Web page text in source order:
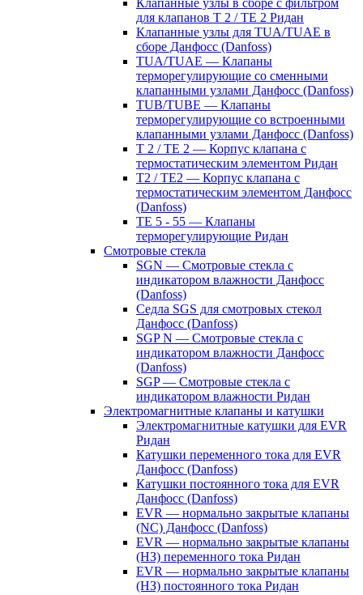
Клапанные узлы в сборе с фильтром
для клапанов T 2 / TE 2 Ридан
Клапанные узлы для TUA/TUAE в
сборе Данфосс (Danfoss)
TUA/TUAE — Клапаны
терморегулирующие со сменными
клапанными узлами Данфосс (Danfoss)
TUB/TUBE — Клапаны
терморегулирующие со встроенными
клапанными узлами Данфосс (Danfoss)
T 2 / TE 2 — Корпус клапана с
термостатическим элементом Ридан
T2 / TE2 — Корпус клапана с
термостатическим элементом Данфосс
(Danfoss)
TE 5 - 55 — Клапаны
терморегулирующие Ридан
Смотровые стекла
SGN — Смотровые стекла с
индикатором влажности Данфосс
(Danfoss)
Седла SGS для смотровых стекол
Данфосс (Danfoss)
SGP N — Смотровые стекла с
индикатором влажности Данфосс
(Danfoss)
SGP — Смотровые стекла с
индикатором влажности Ридан
Электромагнитные клапаны и катушки
Электромагнитные катушки для EVR
Ридан
Катушки переменного тока для EVR
Данфосс (Danfoss)
Катушки постоянного тока для EVR
Данфосс (Danfoss)
EVR — нормально закрытые клапаны
(NC) Данфосс (Danfoss)
EVR — нормально закрытые клапаны
(НЗ) переменного тока Ридан
EVR — нормально закрытые клапаны
(НЗ) постоянного тока Ридан